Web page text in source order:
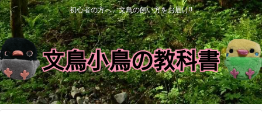
初心者の方へ、文鳥の飼い方をお届け‼